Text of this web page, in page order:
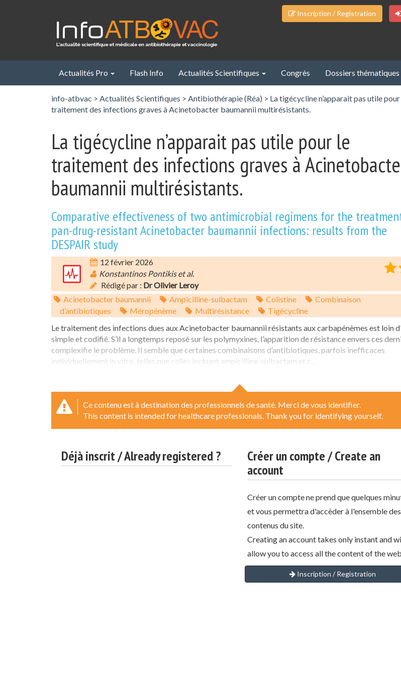
Inscription / Registration
Actualités Pro Flash Info Actualités Scientifiques Congrès Dossiers thématiques
info-atbvac > Actualités Scientifiques > Antibiothérapie (Réa) > La tigécycline n’apparait pas utile
traitement des infections graves à Acinetobacter baumannii multirésistants.
La tigécycline n’apparait pas utile pour le
traitement des infections graves à
baumannii multirésistants.
Comparative effectiveness of two antimicrobial regimens for the
pan-drug-resistant Acinetobacter baumannii infections: results from the
DESPAIR study
12 février 2026
Konstantinos Pontikis et al.
Rédigé par : Dr Olivier Leroy
Acinetobacter baumannii
Ampicilline-sulbactam Colistine
Combinaison
d’antibiotiques
Méropénème Multirésistance
Tigécycline
Le traitement des infections dues aux Acinetobacter baumannii résistants aux carbapénèmes est loin
simple et codifié. S’il a longtemps reposé sur les polymyxines, l’apparition de résistance envers ces
complexifie le problème. Il semble que certaines combinaisons d’antibiotiques, parfois inefficaces
individuellement in vitro, telles que celles incluant ampicilline-sulbactam et c...
Ce contenu est à destination des professionnels de santé. Merci de vous identifier.
This content is intended for healthcare professionals. Thank you for identifying yourself.
Déjà inscrit / Already registered ?
Créer un compte / Create an
account
Créer un compte ne prend que quelques
et vous permettra d'accèder à l'ensemble des
contenus du site.
Creating an account takes only instant and
allow you to access all the content of the
Inscription / Registration